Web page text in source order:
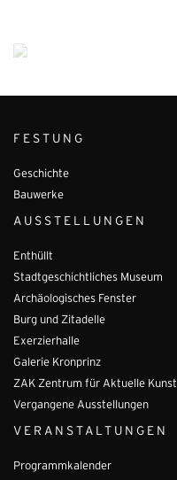
FESTUNG
Geschichte
Bauwerke
AUSSTELLUNGEN
Enthüllt
Stadtgeschichtliches Museum
Archäologisches Fenster
Burg und Zitadelle
Exerzierhalle
Galerie Kronprinz
ZAK Zentrum für Aktuelle Kunst
Vergangene Ausstellungen
VERANSTALTUNGEN
Programmkalender